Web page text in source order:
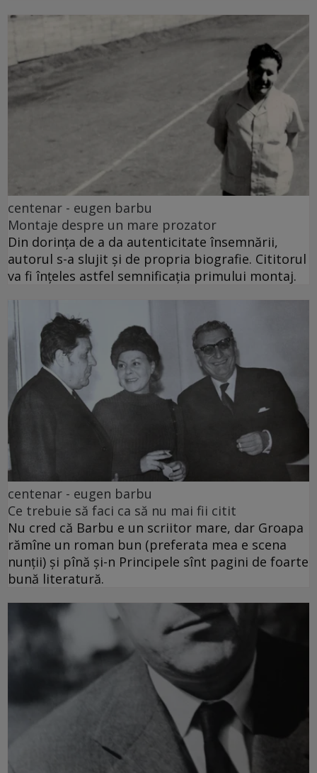
centenar - eugen barbu
Montaje despre un mare prozator
Din dorința de a da autenticitate însemnării,
autorul s-a slujit și de propria biografie. Cititorul
va fi înțeles astfel semnificația primului montaj.
centenar - eugen barbu
Ce trebuie să faci ca să nu mai fii citit
Nu cred că Barbu e un scriitor mare, dar Groapa
rămîne un roman bun (preferata mea e scena
nunții) și pînă și-n Principele sînt pagini de foarte
bună literatură.